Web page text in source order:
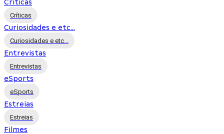
Críticas
Críticas
Curiosidades e etc...
Curiosidades e etc...
Entrevistas
Entrevistas
eSports
eSports
Estreias
Estreias
Filmes